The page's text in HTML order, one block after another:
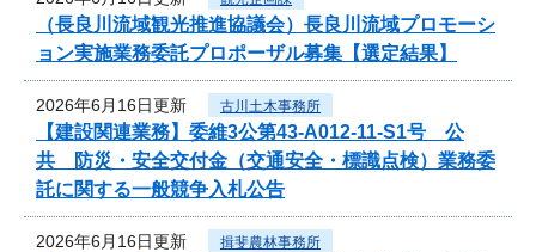
（長良川流域観光推進協議会）長良川流域プロモーシ
ョン実施業務委託プロポーザル募集【選定結果】
2026年6月16日更新 古川土木事務所
【建設関連業務】委維3公第43-A012-11-S1号 公
共 防災・安全交付金（交通安全・標識点検）業務委
託に関する一般競争入札公告
2026年6月16日更新 揖斐農林事務所